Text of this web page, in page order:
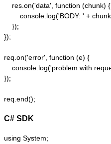
    res.on('data', function (chunk) {
console.log('BODY: ' +
    });
});
req.on('error', function (e) {
console.log('problem with
});
C# SDK
using System;